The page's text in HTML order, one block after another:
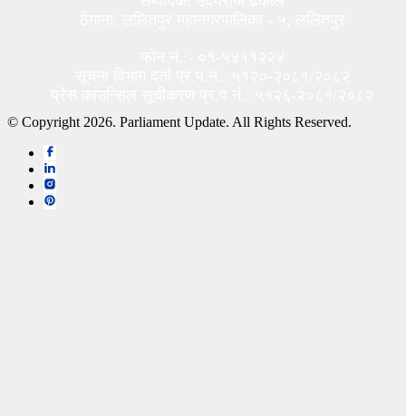
© Copyright 2026. Parliament Update. All Rights Reserved.